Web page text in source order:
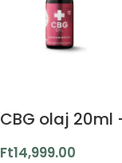
CBG olaj 20ml
Ft14,999.00